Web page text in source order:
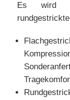
Es wird